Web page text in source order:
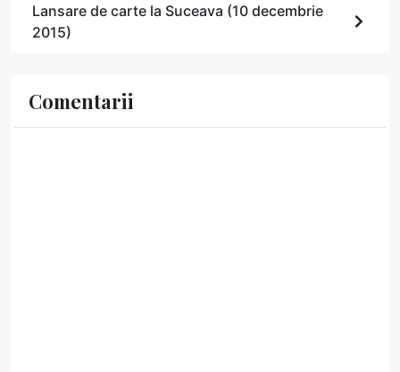
Lansare de carte la Suceava (10 decembrie
2015)
Comentarii